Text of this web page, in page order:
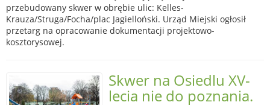
przebudowany skwer w obrębie ulic: Kelles-
Krauza/Struga/Focha/plac Jagielloński. Urząd Miejski ogłosił
przetarg na opracowanie dokumentacji projektowo-
kosztorysowej.
Skwer na Osiedlu XV-
lecia nie do poznania.